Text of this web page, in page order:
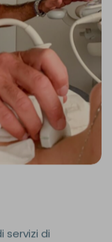
servizi di